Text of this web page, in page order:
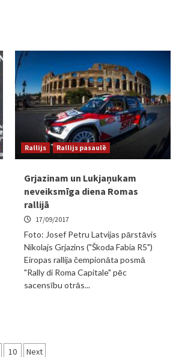
Rallijs Rallijs pasaulē
Grjazinam un Lukjaņukam
neveiksmīga diena Romas
rallijā
17/09/2017
Foto: Josef Petru Latvijas pārstāvis
Nikolajs Grjazins ("Škoda Fabia R5")
Eiropas rallija čempionāta posmā
"Rally di Roma Capitale" pēc
sacensību otrās...
10 Next